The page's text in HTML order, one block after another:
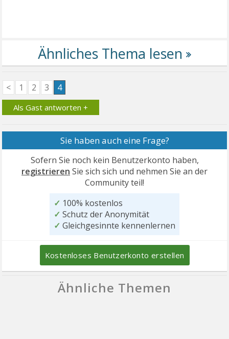
< 1 2 3 4
Als Gast antworten +
Sie haben auch eine Frage?
Sofern Sie noch kein Benutzerkonto haben,
registrieren Sie sich sich und nehmen Sie an der
Community teil!
✓ 100% kostenlos
✓ Schutz der Anonymität
✓ Gleichgesinnte kennenlernen
Kostenloses Benutzerkonto erstellen
Ähnliche Themen